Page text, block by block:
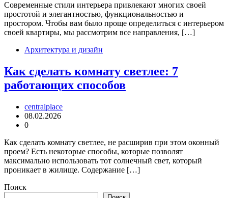
Современные стили интерьера привлекают многих своей
простотой и элегантностью, функциональностью и
простором. Чтобы вам было проще определиться с интерьером
своей квартиры, мы рассмотрим все направления, […]
Архитектура и дизайн
Как сделать комнату светлее: 7
работающих способов
centralplace
08.02.2026
0
Как сделать комнату светлее, не расширив при этом оконный
проем? Есть некоторые способы, которые позволят
максимально использовать тот солнечный свет, который
проникает в жилище. Содержание […]
Поиск